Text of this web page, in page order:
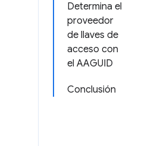
Determina el
proveedor
de llaves de
acceso con
el AAGUID
Conclusión